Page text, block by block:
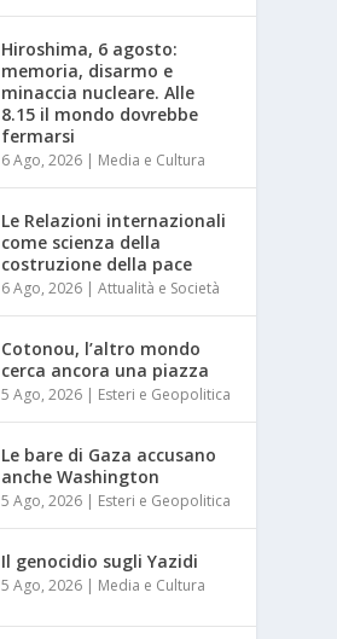
Hiroshima, 6 agosto:
memoria, disarmo e
minaccia nucleare. Alle
8.15 il mondo dovrebbe
fermarsi
6 Ago, 2026 | Media e Cultura
Le Relazioni internazionali
come scienza della
costruzione della pace
6 Ago, 2026 |Attualità e Società
Cotonou, l’altro mondo
cerca ancora una piazza
5 Ago, 2026 | Esteri e Geopolitica
Le bare di Gaza accusano
anche Washington
5 Ago, 2026 | Esteri e Geopolitica
Il genocidio sugli Yazidi
5 Ago, 2026 | Media e Cultura